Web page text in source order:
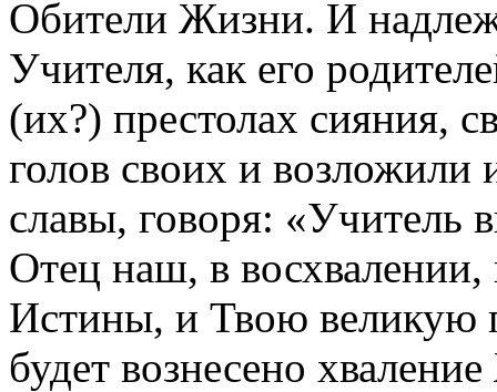
Обители Жизни. И
Учителя, как его
(их?) престолах сияния,
голов своих и возложили
славы, говоря: «Учитель
Отец наш, в
Истины, и Твою великую
будет вознесено